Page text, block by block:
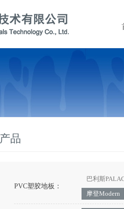
产品
PVC塑胶地板：
巴利斯
摩登Modern